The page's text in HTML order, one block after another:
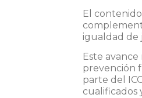
El
igualdad de
Este
prevención
parte del
cualificados